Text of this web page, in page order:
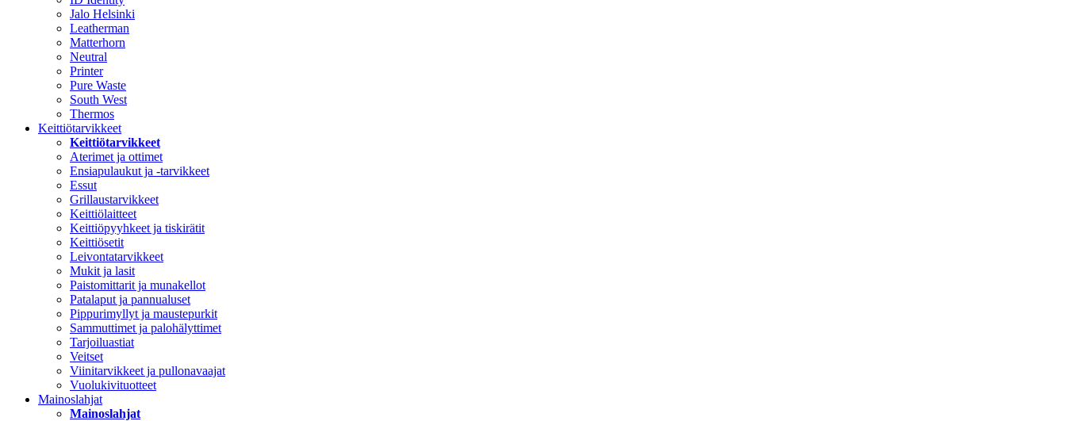
Jalo Helsinki
Leatherman
Matterhorn
Neutral
Printer
Pure Waste
South West
Thermos
Keittiötarvikkeet
Keittiötarvikkeet
Aterimet ja ottimet
Ensiapulaukut ja -tarvikkeet
Essut
Grillaustarvikkeet
Keittiölaitteet
Keittiöpyyhkeet ja tiskirätit
Keittiösetit
Leivontatarvikkeet
Mukit ja lasit
Paistomittarit ja munakellot
Patalaput ja pannualuset
Pippurimyllyt ja maustepurkit
Sammuttimet ja palohälyttimet
Tarjoiluastiat
Veitset
Viinitarvikkeet ja pullonavaajat
Vuolukivituotteet
Mainoslahjat
Mainoslahjat